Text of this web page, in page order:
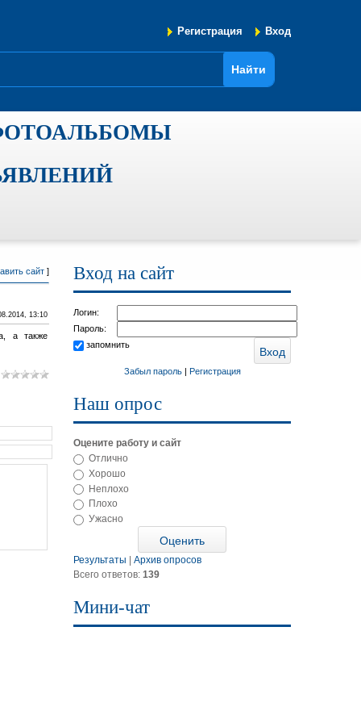
Регистрация Вход
сайт ]
13:10
а также
Вход на сайт
Логин:
Пароль:
запомнить
Забыл пароль| Регистрация
Наш опрос
Оцените работу и сайт
Отлично
Хорошо
Неплохо
Плохо
Ужасно
Результаты
Архив опросов
Всего ответов: 139
Мини-чат